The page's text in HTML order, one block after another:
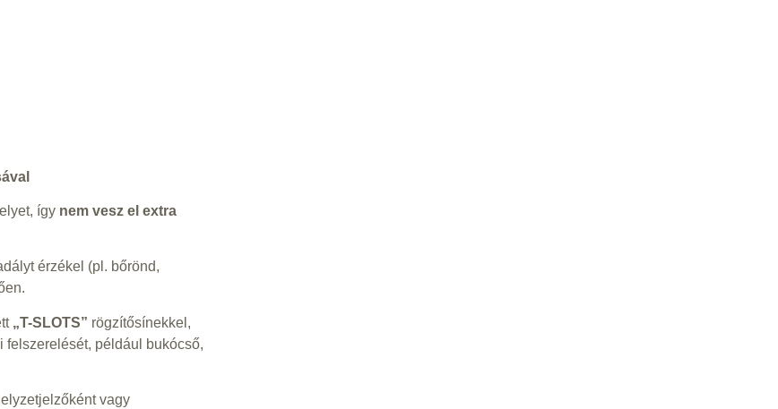
így nem vesz el extra
érzékel (pl. bőrönd,
„T-SLOTS” rögzítősínekkel,
például bukócső,
vagy